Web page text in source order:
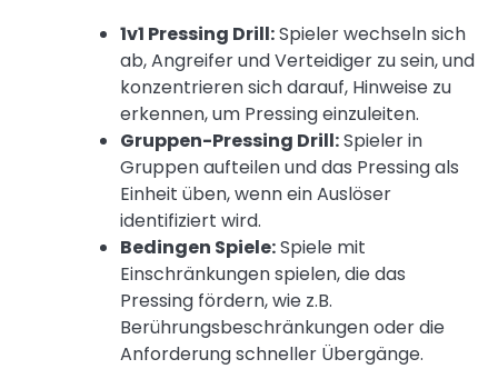
1v1 Pressing Drill:Spieler wechseln sich
ab, Angreifer und Verteidiger zu sein, und
konzentrieren sich darauf, Hinweise zu
erkennen, um Pressing einzuleiten.
Gruppen-Pressing Drill:Spieler in
Gruppen aufteilen und das Pressing als
Einheit üben, wenn ein Auslöser
identifiziert wird.
Bedingen Spiele:Spiele mit
Einschränkungen spielen, die das
Pressing fördern, wie z.B.
Berührungsbeschränkungen oder die
Anforderung schneller Übergänge.